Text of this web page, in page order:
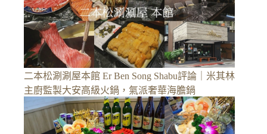
二本松涮涮屋本館 Er Ben Song Shabu評論｜米其林
主廚監製大安高級火鍋，氣派奢華海膽鍋